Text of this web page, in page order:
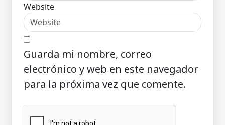
Website
Guarda mi nombre, correo
electrónico y web en este navegador
para la próxima vez que comente.